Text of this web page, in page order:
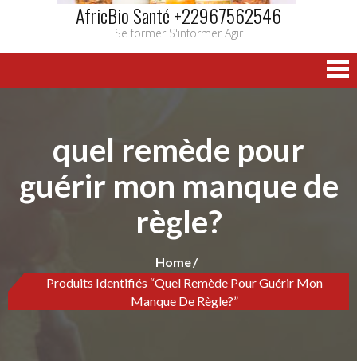
AfricBio Santé +22967562546
Se former S'informer Agir
quel remède pour
guérir mon manque de
règle?
Home
Produits Identifiés “quel Remède Pour Guérir Mon
Manque De Règle?”